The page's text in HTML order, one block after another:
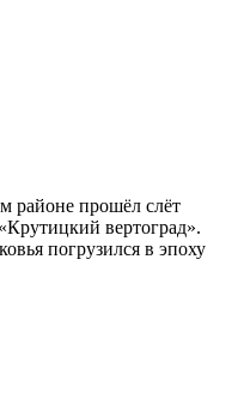
районе прошёл слёт
вертоград».
погрузился в эпоху